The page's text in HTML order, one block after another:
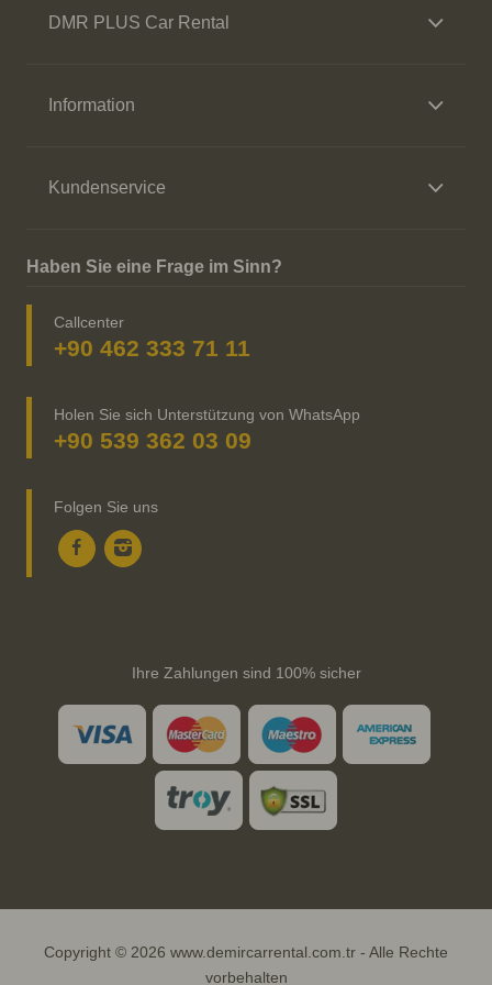
DMR PLUS Car Rental
Information
Kundenservice
Haben Sie eine Frage im Sinn?
Callcenter
+90 462 333 71 11
Holen Sie sich Unterstützung von WhatsApp
+90 539 362 03 09
Folgen Sie uns
Ihre Zahlungen sind 100% sicher
Copyright © 2026 www.demircarrental.com.tr - Alle Rechte
vorbehalten